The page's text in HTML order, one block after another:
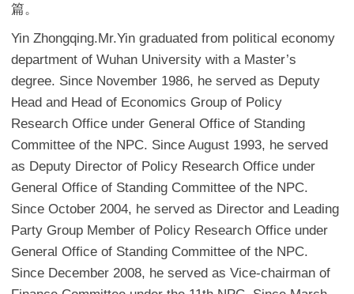
篇。
Yin Zhongqing.Mr.Yin graduated from political economy
department of Wuhan University with a Master’s
degree. Since November 1986, he served as Deputy
Head and Head of Economics Group of Policy
Research Office under General Office of Standing
Committee of the NPC. Since August 1993, he served
as Deputy Director of Policy Research Office under
General Office of Standing Committee of the NPC.
Since October 2004, he served as Director and Leading
Party Group Member of Policy Research Office under
General Office of Standing Committee of the NPC.
Since December 2008, he served as Vice-chairman of